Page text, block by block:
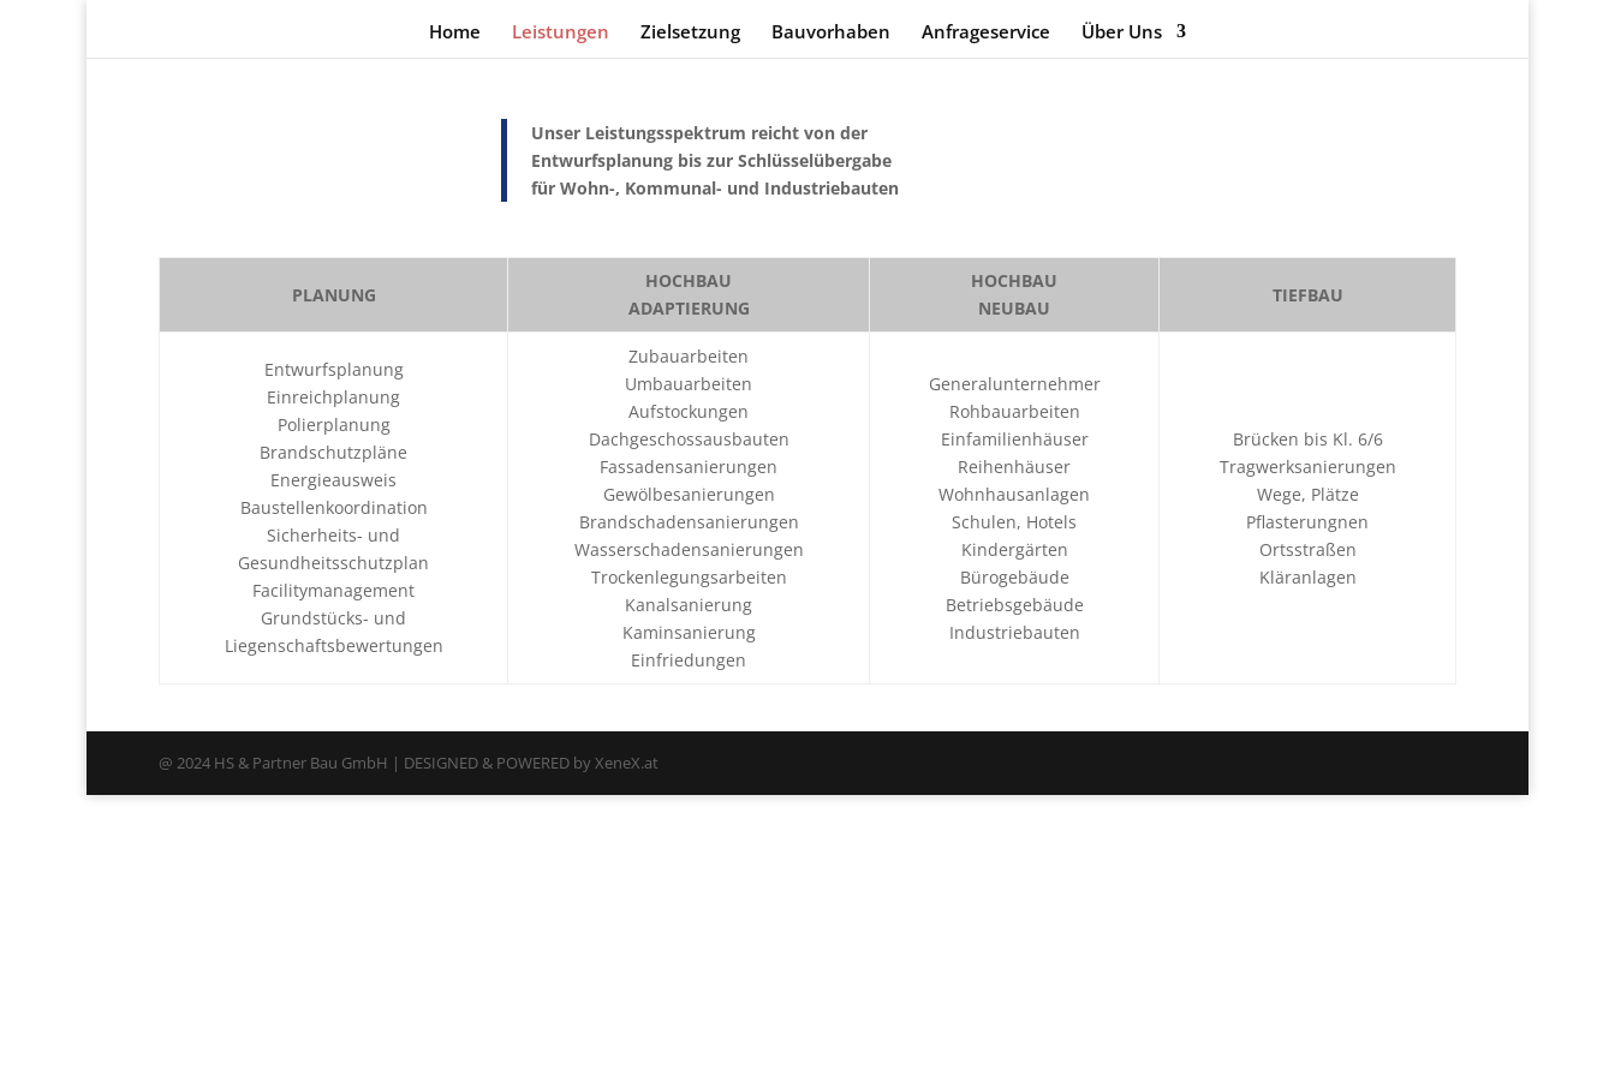
Home Leistungen Zielsetzung Bauvorhaben Anfrageservice Über Uns
Unser Leistungsspektrum reicht von der
Entwurfsplanung bis zur Schlüsselübergabe
für Wohn-, Kommunal- und Industriebauten
PLANUNG
HOCHBAU
ADAPTIERUNG
HOCHBAU
NEUBAU
TIEFBAU
Entwurfsplanung
Einreichplanung
Polierplanung
Brandschutzpläne
Energieausweis
Baustellenkoordination
Sicherheits- und
Gesundheitsschutzplan
Facilitymanagement
Grundstücks- und
Liegenschaftsbewertungen
Zubauarbeiten
Umbauarbeiten
Aufstockungen
Dachgeschossausbauten
Fassadensanierungen
Gewölbesanierungen
Brandschadensanierungen
Wasserschadensanierungen
Trockenlegungsarbeiten
Kanalsanierung
Kaminsanierung
Einfriedungen
Generalunternehmer
Rohbauarbeiten
Einfamilienhäuser
Reihenhäuser
Wohnhausanlagen
Schulen, Hotels
Kindergärten
Bürogebäude
Betriebsgebäude
Industriebauten
Brücken bis Kl. 6/6
Tragwerksanierungen
Wege, Plätze
Pflasterungnen
Ortsstraßen
Kläranlagen
@ 2024 HS & Partner Bau GmbH | DESIGNED & POWERED by XeneX.at